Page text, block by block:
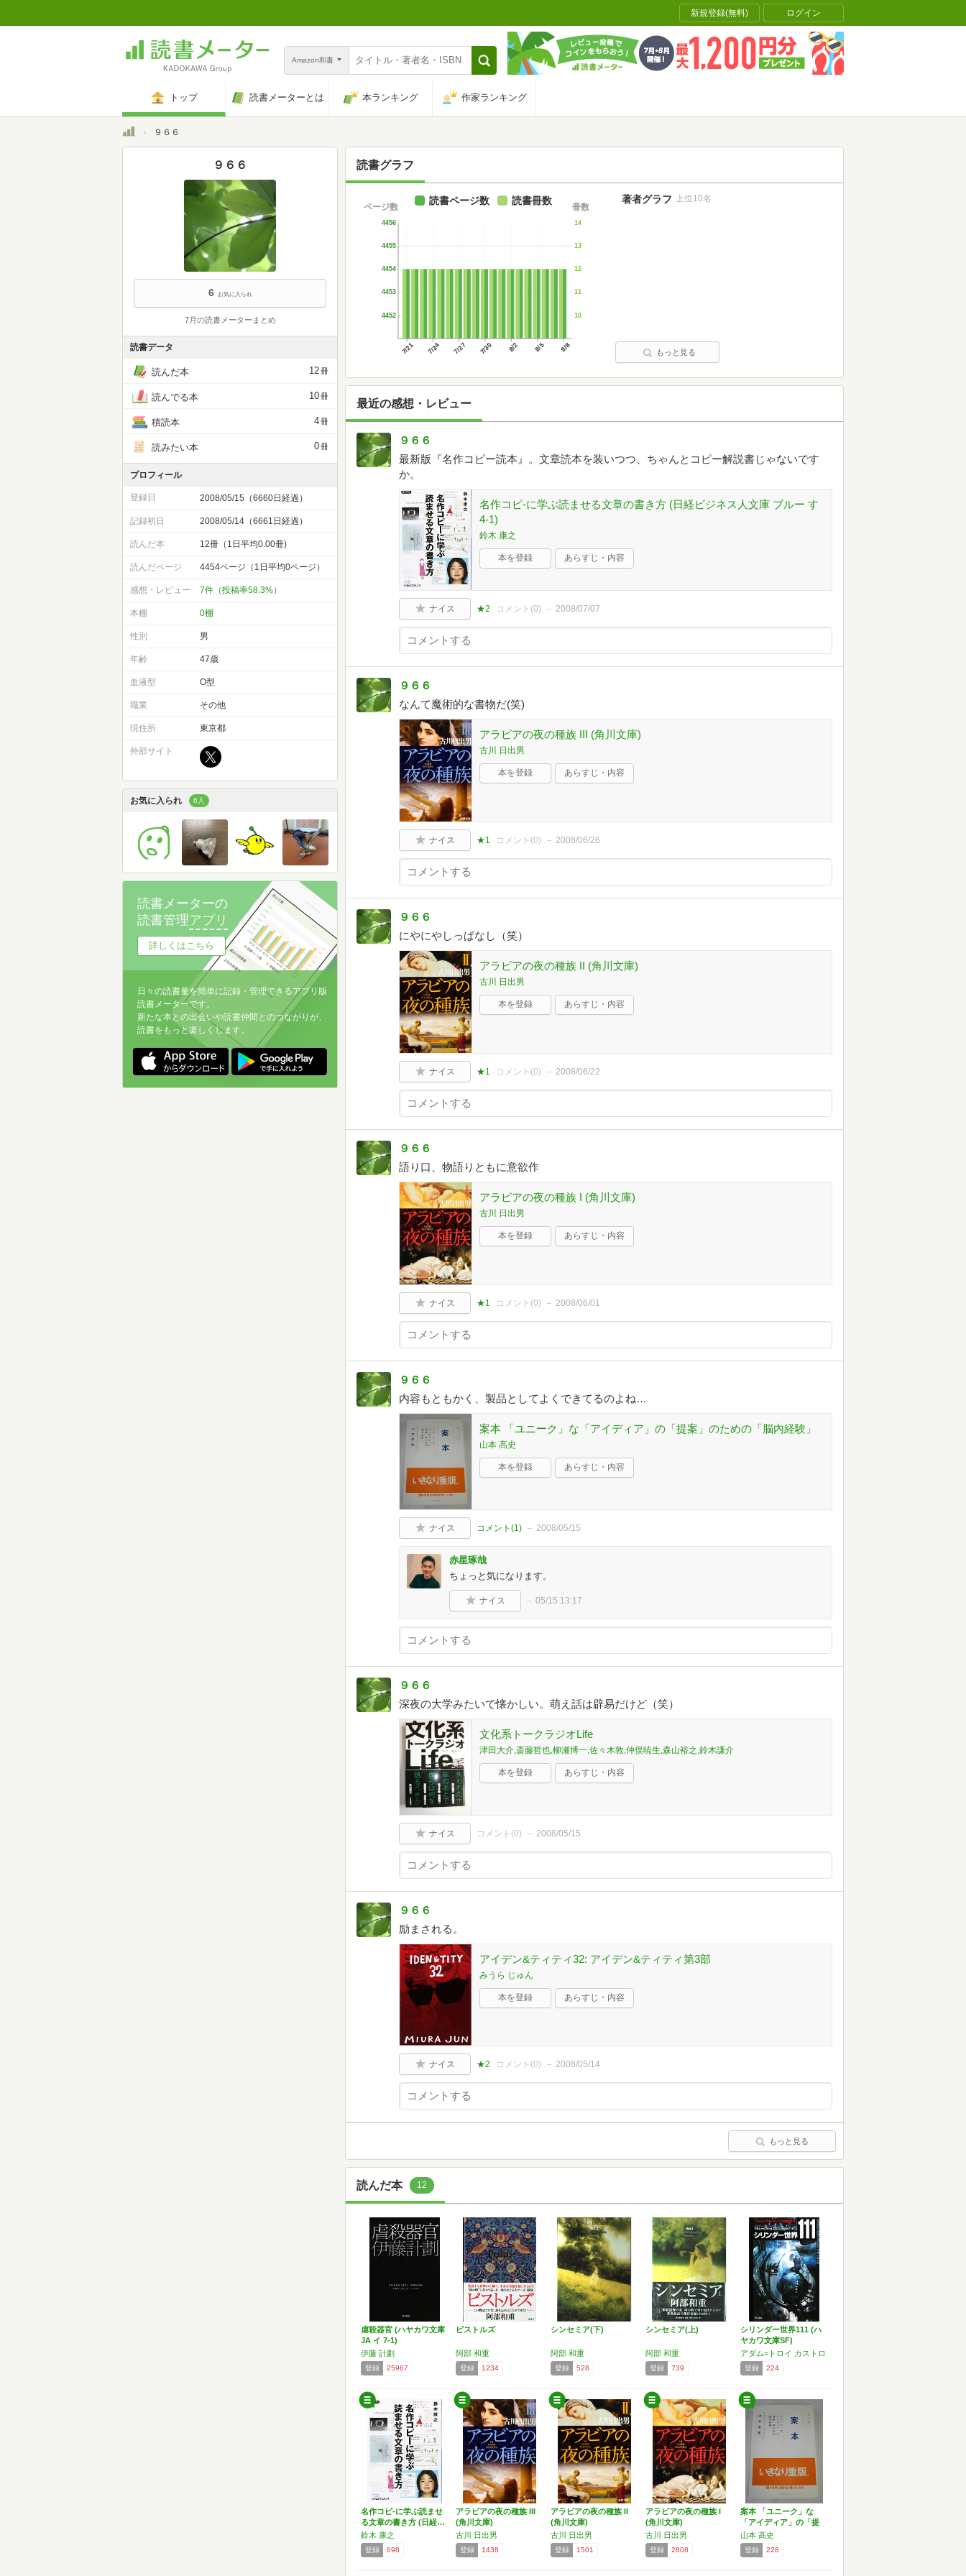
新規登録(無料) ログイン
Amazon和書
トップ 読書メーターとは 本ランキング 作家ランキング
トップ９６６
読書グラフ
7/21 7/24 7/27 7/30 8/2 8/5 8/8
4452
4453
4454
4455
4456
ページ数
10
11
12
13
14
冊数
読書ページ数 読書冊数 著者グラフ 上位10名
もっと見る
最近の感想・レビュー
９６６
最新版『名作コピー読本』。文章読本を装いつつ、ちゃんとコピー解説書じゃないです
か。
名作コピ-に学ぶ読ませる文章の書き方 (日経ビジネス人文庫 ブルー す
4-1)
鈴木 康之
本を登録 あらすじ・内容
ナイス ★2 コメント(0) 2008/07/07
９６６
なんて魔術的な書物だ(笑)
アラビアの夜の種族 III (角川文庫)
古川 日出男
本を登録 あらすじ・内容
ナイス ★1 コメント(0) 2008/06/26
９６６
にやにやしっぱなし（笑）
アラビアの夜の種族 II (角川文庫)
古川 日出男
本を登録 あらすじ・内容
ナイス ★1 コメント(0) 2008/06/22
９６６
語り口、物語りともに意欲作
アラビアの夜の種族 I (角川文庫)
古川 日出男
本を登録 あらすじ・内容
ナイス ★1 コメント(0) 2008/06/01
９６６
内容もともかく、製品としてよくできてるのよね…
案本 「ユニーク」な「アイディア」の「提案」のための「脳内経験」
山本 高史
本を登録 あらすじ・内容
ナイス コメント(1) 2008/05/15
赤星琢哉
ちょっと気になります。
ナイス 05/15 13:17
９６６
深夜の大学みたいで懐かしい。萌え話は辟易だけど（笑）
文化系トークラジオLife
津田大介,斎藤哲也,柳瀬博一,佐々木敦,仲俣暁生,森山裕之,鈴木謙介
本を登録 あらすじ・内容
ナイス コメント(0) 2008/05/15
９６６
励まされる。
アイデン&ティティ32: アイデン&ティティ第3部
みうら じゅん
本を登録 あらすじ・内容
ナイス ★2 コメント(0) 2008/05/14
もっと見る
読んだ本 12
虐殺器官 (ハヤカワ文庫
JA イ 7-1)
伊藤 計劃
登録 25967
ピストルズ
阿部 和重
登録 1234
シンセミア(下)
阿部 和重
登録 528
シンセミア(上)
阿部 和重
登録 739
シリンダー世界111 (ハ
ヤカワ文庫SF)
アダム=トロイ カストロ
登録 224
名作コピ-に学ぶ読ませ
る文章の書き方 (日経…
鈴木 康之
登録 698
アラビアの夜の種族 III
(角川文庫)
古川 日出男
登録 1438
アラビアの夜の種族 II
(角川文庫)
古川 日出男
登録 1501
アラビアの夜の種族 I
(角川文庫)
古川 日出男
登録 2808
案本 「ユニーク」な
「アイディア」の「提
案」…
山本 高史
登録 228
９６６
6 お気に入られ
7月の読書メーターまとめ
読書データ
読んだ本 12冊
読んでる本 10冊
積読本 4冊
読みたい本 0冊
プロフィール
登録日 2008/05/15（6660日経過）
記録初日 2008/05/14（6661日経過）
読んだ本 12冊（1日平均0.00冊)
読んだページ 4454ページ（1日平均0ページ）
感想・レビュー 7件（投稿率58.3%）
本棚 0棚
性別 男
年齢 47歳
血液型 O型
職業 その他
現住所 東京都
外部サイト
お気に入られ 6人
読書メーターの
読書管理アプリ
詳しくはこちら
日々の読書量を簡単に記録・管理できるアプリ版
読書メーターです。
新たな本との出会いや読書仲間とのつながりが、
読書をもっと楽しくします。